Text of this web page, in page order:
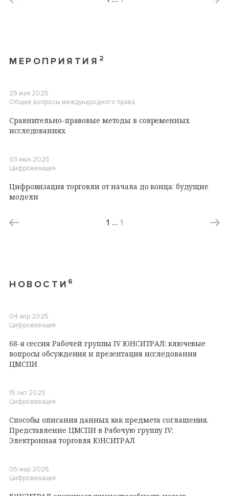
МЕРОПРИЯТИЯ 2
29 мая 2025
Общие вопросы международного права
Сравнительно-правовые методы в современных
исследованиях
03 июн 2025
Цифровизация
Цифровизация торговли от начала до конца: будущие
модели
1 … 1
НОВОСТИ 6
04 апр 2025
Цифровизация
68-я сессия Рабочей группы IV ЮНСИТРАЛ: ключевые
вопросы обсуждения и презентация исследования
ЦМСПИ
15 окт 2025
Цифровизация
Способы описания данных как предмета соглашения.
Представление ЦМСПИ в Рабочую группу IV:
Электронная торговля ЮНСИТРАЛ
05 мар 2026
Цифровизация